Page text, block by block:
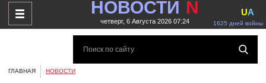
НОВОСТИ N
четверг, 6 Августа 2026 07:24 1625 дней войны
UA
ГЛАВНАЯ НОВОСТИ